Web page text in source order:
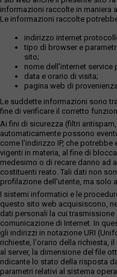
informazioni raccolte in maniera
Le informazioni raccolte
indirizzo internet
tipo di browser e
sito;
nome dell'internet service
data e orario di visita;
pagina web di
Le suddette informazioni sono
fine di verificare il corretto
Ai fini di sicurezza (filtri
automaticamente possono
come l'indirizzo IP, che
vigenti in materia, al fine di
medesimo o di recare danno ad
costituenti reato. Tali dati non
profilazione dell'utente, ma solo
I sistemi informatici e le
questo sito web acquisiscono,
dati personali la cui
comunicazione di Internet. In
gli indirizzi in notazione URI
richieste, l'orario della richiesta,
al server, la dimensione del file
ndicante lo stato della risposta
parametri relativi al sistema